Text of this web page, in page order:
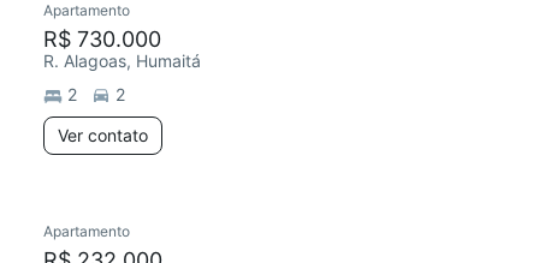
Chegou este mês
Apartamento
R$ 730.000
R. Alagoas, Humaitá
2
2
Ver contato
Redecorar
Apartamento